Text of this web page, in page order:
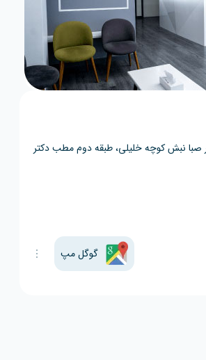
صبا نبش کوچه خلیلی، طبقه دوم مطب دکتر
گوگل مپ